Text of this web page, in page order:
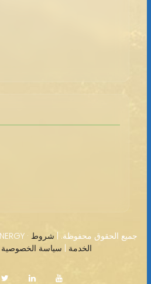
2026 MYP ENERGY · جميع الحقوق محفوظة. | شروط
الخدمة | سياسة الخصوصية